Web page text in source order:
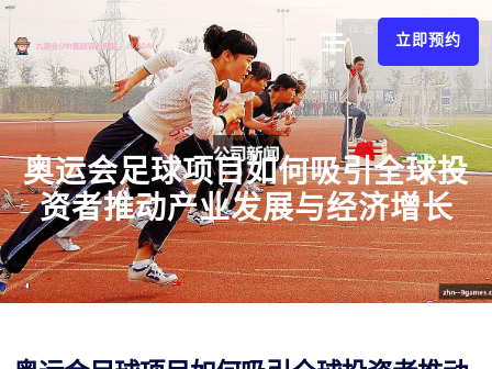
立即预约
奥运会足球项目如何吸引全球投
资者推动产业发展与经济增长